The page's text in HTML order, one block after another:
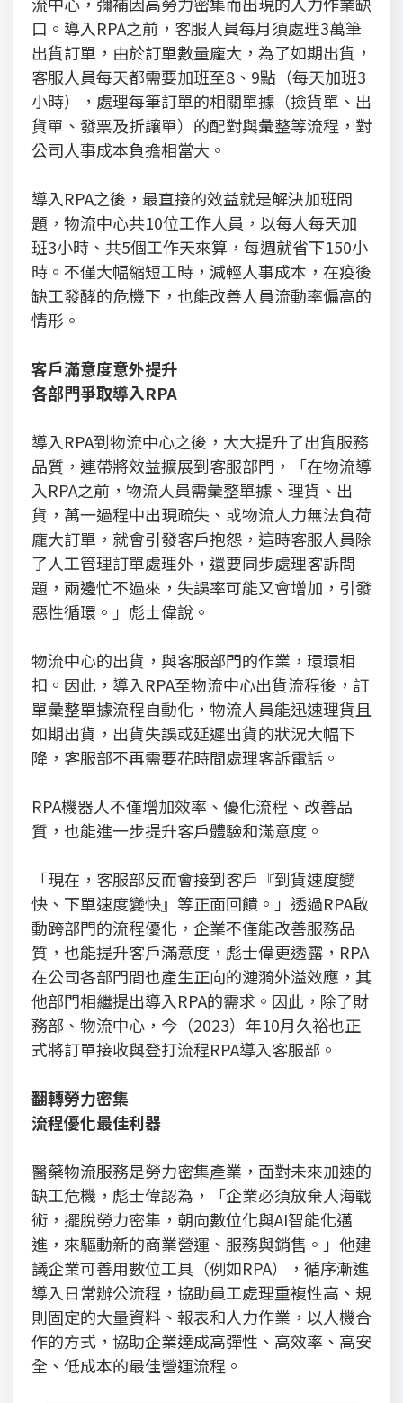
口。導入RPA之前，客服人員每月須處理3萬筆
出貨訂單，由於訂單數量龐大，為了如期出貨，
客服人員每天都需要加班至8、9點（每天加班3
小時），處理每筆訂單的相關單據（撿貨單、出
貨單、發票及折讓單）的配對與彙整等流程，對
公司人事成本負擔相當大。
導入RPA之後，最直接的效益就是解決加班問
題，物流中心共10位工作人員，以每人每天加
班3小時、共5個工作天來算，每週就省下150小
時。不僅大幅縮短工時，減輕人事成本，在疫後
缺工發酵的危機下，也能改善人員流動率偏高的
情形。
客戶滿意度意外提升
各部門爭取導入RPA
導入RPA到物流中心之後，大大提升了出貨服務
品質，連帶將效益擴展到客服部門，「在物流導
入RPA之前，物流人員需彙整單據、理貨、出
貨，萬一過程中出現疏失、或物流人力無法負荷
龐大訂單，就會引發客戶抱怨，這時客服人員除
了人工管理訂單處理外，還要同步處理客訴問
題，兩邊忙不過來，失誤率可能又會增加，引發
惡性循環。」彪士偉說。
物流中心的出貨，與客服部門的作業，環環相
扣。因此，導入RPA至物流中心出貨流程後，訂
單彙整單據流程自動化，物流人員能迅速理貨且
如期出貨，出貨失誤或延遲出貨的狀況大幅下
降，客服部不再需要花時間處理客訴電話。
RPA機器人不僅增加效率、優化流程、改善品
質，也能進一步提升客戶體驗和滿意度。
「現在，客服部反而會接到客戶『到貨速度變
快、下單速度變快』等正面回饋。」透過RPA啟
動跨部門的流程優化，企業不僅能改善服務品
質，也能提升客戶滿意度，彪士偉更透露，RPA
在公司各部門間也產生正向的漣漪外溢效應，其
他部門相繼提出導入RPA的需求。因此，除了財
務部、物流中心，今（2023）年10月久裕也正
式將訂單接收與登打流程RPA導入客服部。
翻轉勞力密集
流程優化最佳利器
醫藥物流服務是勞力密集產業，面對未來加速的
缺工危機，彪士偉認為，「企業必須放棄人海戰
術，擺脫勞力密集，朝向數位化與AI智能化邁
進，來驅動新的商業營運、服務與銷售。」他建
議企業可善用數位工具（例如RPA），循序漸進
導入日常辦公流程，協助員工處理重複性高、規
則固定的大量資料、報表和人力作業，以人機合
作的方式，協助企業達成高彈性、高效率、高安
全、低成本的最佳營運流程。